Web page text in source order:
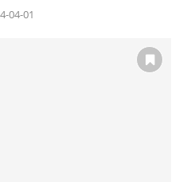
04-01